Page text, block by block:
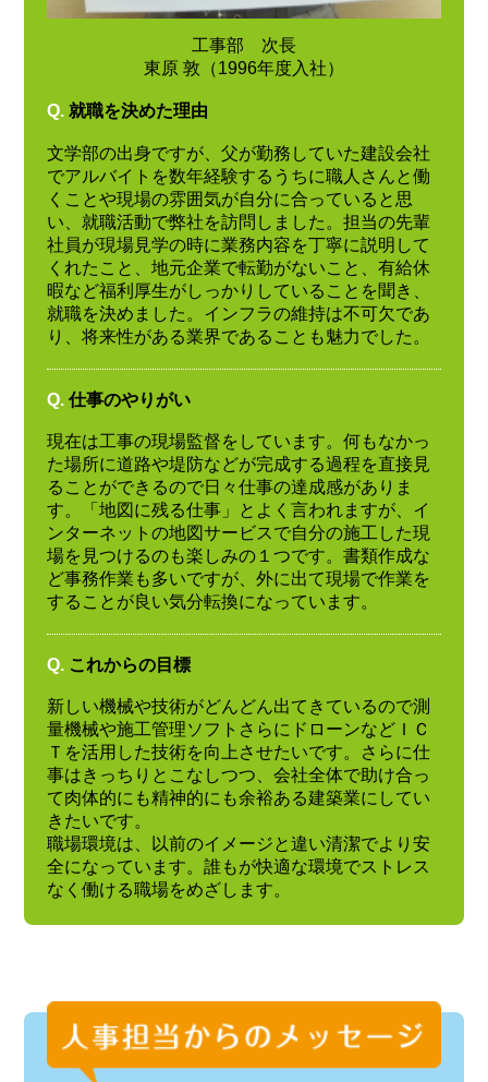
工事部 次長
東原 敦（1996年度入社）
Q. 就職を決めた理由
文学部の出身ですが、父が勤務していた建設会社
でアルバイトを数年経験するうちに職人さんと働
くことや現場の雰囲気が自分に合っていると思
い、就職活動で弊社を訪問しました。担当の先輩
社員が現場見学の時に業務内容を丁寧に説明して
くれたこと、地元企業で転勤がないこと、有給休
暇など福利厚生がしっかりしていることを聞き、
就職を決めました。インフラの維持は不可欠であ
り、将来性がある業界であることも魅力でした。
Q. 仕事のやりがい
現在は工事の現場監督をしています。何もなかっ
た場所に道路や堤防などが完成する過程を直接見
ることができるので日々仕事の達成感がありま
す。「地図に残る仕事」とよく言われますが、イ
ンターネットの地図サービスで自分の施工した現
場を見つけるのも楽しみの１つです。書類作成な
ど事務作業も多いですが、外に出て現場で作業を
することが良い気分転換になっています。
Q. これからの目標
新しい機械や技術がどんどん出てきているので測
量機械や施工管理ソフトさらにドローンなどＩＣ
Ｔを活用した技術を向上させたいです。さらに仕
事はきっちりとこなしつつ、会社全体で助け合っ
て肉体的にも精神的にも余裕ある建築業にしてい
きたいです。
職場環境は、以前のイメージと違い清潔でより安
全になっています。誰もが快適な環境でストレス
なく働ける職場をめざします。